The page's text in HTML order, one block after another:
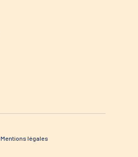
Mentions légales